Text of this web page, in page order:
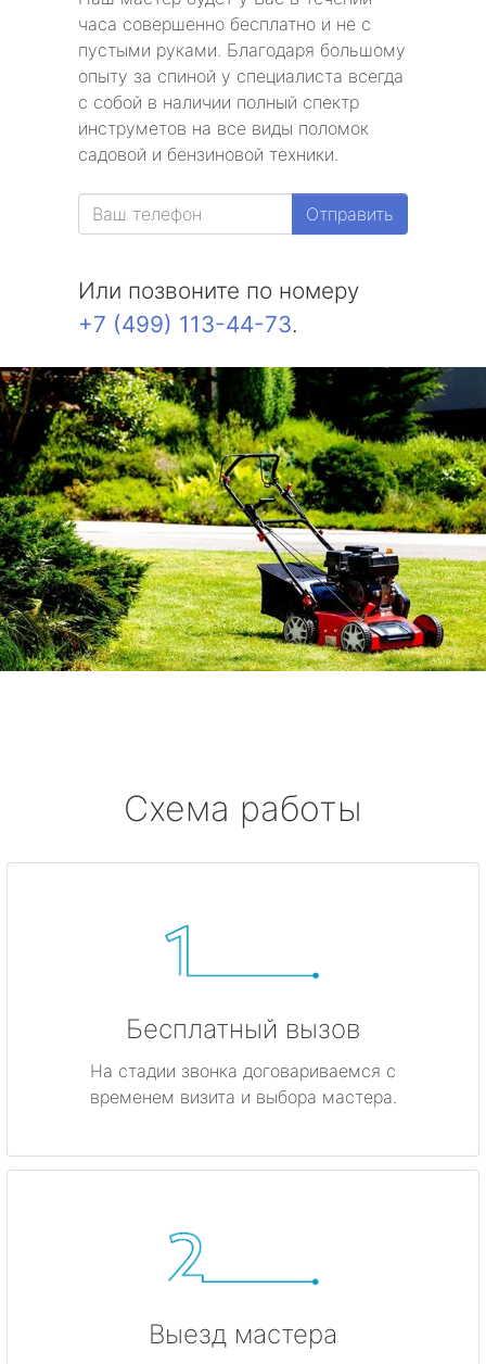
часа совершенно бесплатно и не с
пустыми руками. Благодаря большому
опыту за спиной у специалиста всегда
с собой в наличии полный спектр
инструметов на все виды поломок
садовой и бензиновой техники.
Отправить
Или позвоните по номеру
+7 (499) 113-44-73.
Схема работы
Бесплатный вызов
На стадии звонка договариваемся с
временем визита и выбора мастера.
Выезд мастера